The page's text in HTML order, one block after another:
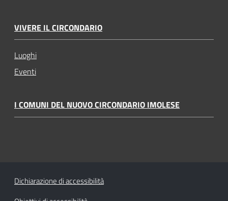
VIVERE IL CIRCONDARIO
Luoghi
Eventi
I COMUNI DEL NUOVO CIRCONDARIO IMOLESE
Dichiarazione di accessibilità